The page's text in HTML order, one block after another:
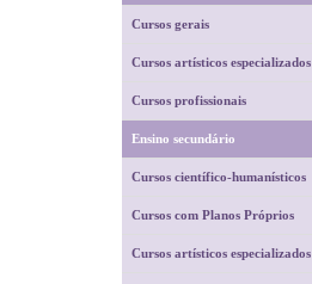
Cursos gerais
Cursos artísticos especializados
Cursos profissionais
Ensino secundário
Cursos científico-humanísticos
Cursos com Planos Próprios
Cursos artísticos especializados